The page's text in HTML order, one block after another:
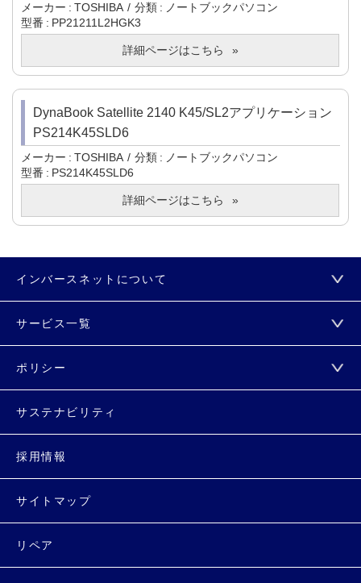
メーカー TOSHIBA 分類
ノートブックパソコン
型番
PP21211L2HGK3
詳細ページはこちら
DynaBook Satellite 2140 K45/SL2アプリケーション
PS214K45SLD6
メーカー TOSHIBA 分類
ノートブックパソコン
型番
PS214K45SLD6
詳細ページはこちら
インバースネットについて
サービス一覧
ポリシー
サステナビリティ
採用情報
サイトマップ
リペア